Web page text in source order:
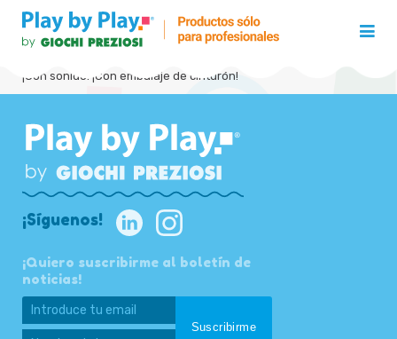
¡Con sonido! ¡Con embalaje de cinturón!
¡Síguenos!
¡Quiero suscribirme al boletín de
noticias!